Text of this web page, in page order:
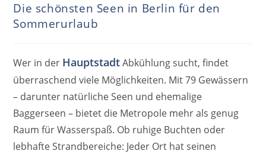
Die schönsten Seen in Berlin für den
Sommerurlaub
Wer in der HauptstadtAbkühlung sucht, findet
überraschend viele Möglichkeiten. Mit 79 Gewässern
– darunter natürliche Seen und ehemalige
Baggerseen – bietet die Metropole mehr als genug
Raum für Wasserspaß. Ob ruhige Buchten oder
lebhafte Strandbereiche: Jeder Ort hat seinen